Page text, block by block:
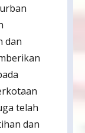
dan
telah
dan